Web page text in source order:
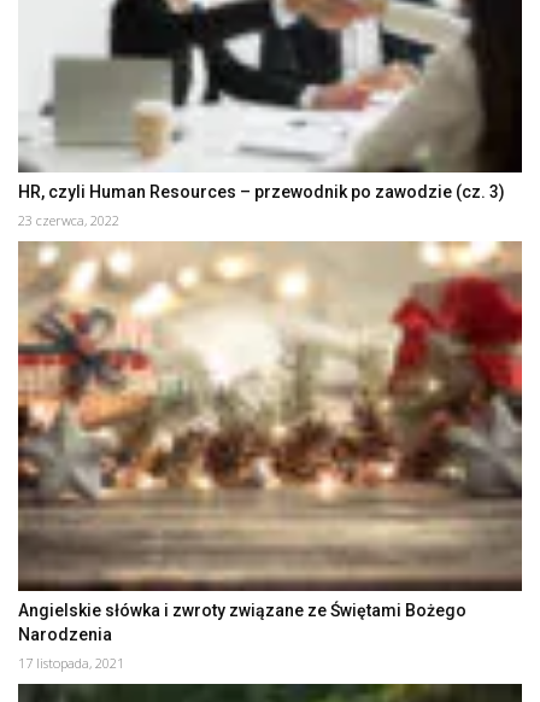
HR, czyli Human Resources – przewodnik po zawodzie (cz. 3)
23 czerwca, 2022
Angielskie słówka i zwroty związane ze Świętami Bożego
Narodzenia
17 listopada, 2021